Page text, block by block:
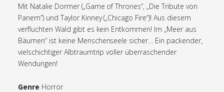
Mit Natalie Dormer („Game of Thrones“, „Die Tribute von
Panem”) und Taylor Kinney („Chicago Fire“)! Aus diesem
verfluchten Wald gibt es kein Entkommen! Im „Meer aus
Bäumen“ ist keine Menschenseele sicher… Ein packender,
vielschichtiger Albtraumtrip voller überraschender
Wendungen!
Genre Horror